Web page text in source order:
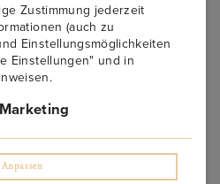
Zustimmung jederzeit
(auch zu
Einstellungsmöglichkeiten
Einstellungen" und in
Marketing
Anpassen